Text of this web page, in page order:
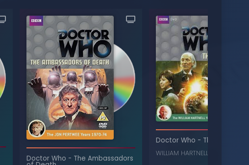
Doctor Who - The Ambassadors
Doctor Who - The Ark
WILLIAM HARTNELL